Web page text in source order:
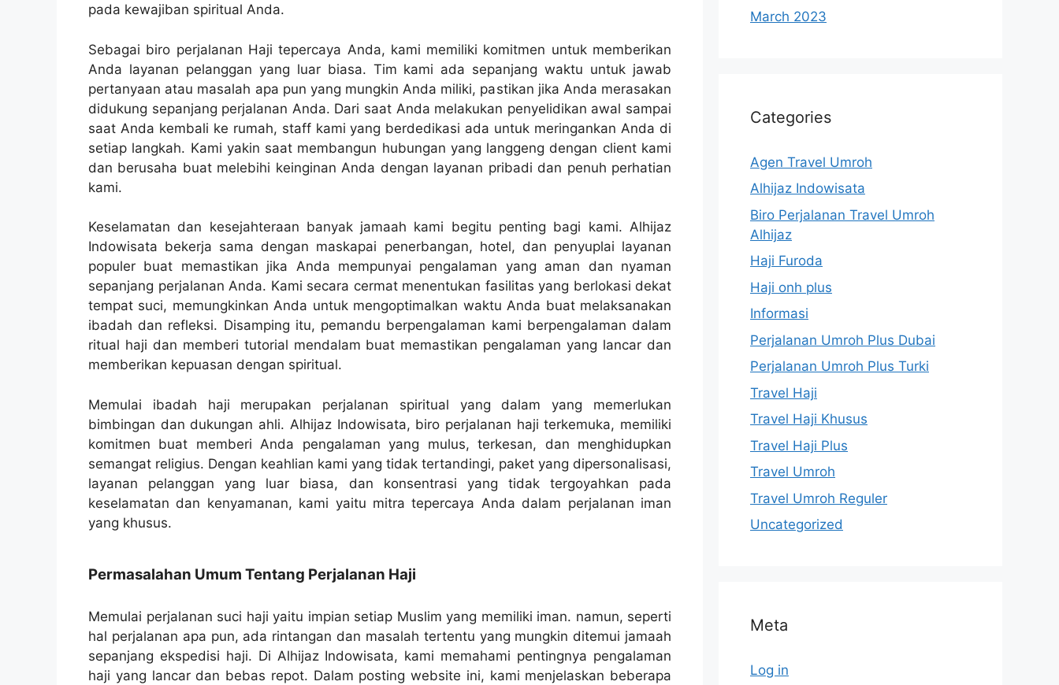
pada kewajiban spiritual Anda.
Sebagai biro perjalanan Haji tepercaya Anda, kami memiliki komitmen untuk memberikan
Anda layanan pelanggan yang luar biasa. Tim kami ada sepanjang waktu untuk jawab
pertanyaan atau masalah apa pun yang mungkin Anda miliki, pastikan jika Anda merasakan
didukung sepanjang perjalanan Anda. Dari saat Anda melakukan penyelidikan awal sampai
saat Anda kembali ke rumah, staff kami yang berdedikasi ada untuk meringankan Anda di
setiap langkah. Kami yakin saat membangun hubungan yang langgeng dengan client kami
dan berusaha buat melebihi keinginan Anda dengan layanan pribadi dan penuh perhatian
kami.
Keselamatan dan kesejahteraan banyak jamaah kami begitu penting bagi kami. Alhijaz
Indowisata bekerja sama dengan maskapai penerbangan, hotel, dan penyuplai layanan
populer buat memastikan jika Anda mempunyai pengalaman yang aman dan nyaman
sepanjang perjalanan Anda. Kami secara cermat menentukan fasilitas yang berlokasi dekat
tempat suci, memungkinkan Anda untuk mengoptimalkan waktu Anda buat melaksanakan
ibadah dan refleksi. Disamping itu, pemandu berpengalaman kami berpengalaman dalam
ritual haji dan memberi tutorial mendalam buat memastikan pengalaman yang lancar dan
memberikan kepuasan dengan spiritual.
Memulai ibadah haji merupakan perjalanan spiritual yang dalam yang memerlukan
bimbingan dan dukungan ahli. Alhijaz Indowisata, biro perjalanan haji terkemuka, memiliki
komitmen buat memberi Anda pengalaman yang mulus, terkesan, dan menghidupkan
semangat religius. Dengan keahlian kami yang tidak tertandingi, paket yang dipersonalisasi,
layanan pelanggan yang luar biasa, dan konsentrasi yang tidak tergoyahkan pada
keselamatan dan kenyamanan, kami yaitu mitra tepercaya Anda dalam perjalanan iman
yang khusus.
Permasalahan Umum Tentang Perjalanan Haji
Memulai perjalanan suci haji yaitu impian setiap Muslim yang memiliki iman. namun, seperti
hal perjalanan apa pun, ada rintangan dan masalah tertentu yang mungkin ditemui jamaah
sepanjang ekspedisi haji. Di Alhijaz Indowisata, kami memahami pentingnya pengalaman
haji yang lancar dan bebas repot. Dalam posting website ini, kami menjelaskan beberapa
March 2023
Categories
Agen Travel Umroh
Alhijaz Indowisata
Biro Perjalanan Travel Umroh
Alhijaz
Haji Furoda
Haji onh plus
Informasi
Perjalanan Umroh Plus Dubai
Perjalanan Umroh Plus Turki
Travel Haji
Travel Haji Khusus
Travel Haji Plus
Travel Umroh
Travel Umroh Reguler
Uncategorized
Meta
Log in